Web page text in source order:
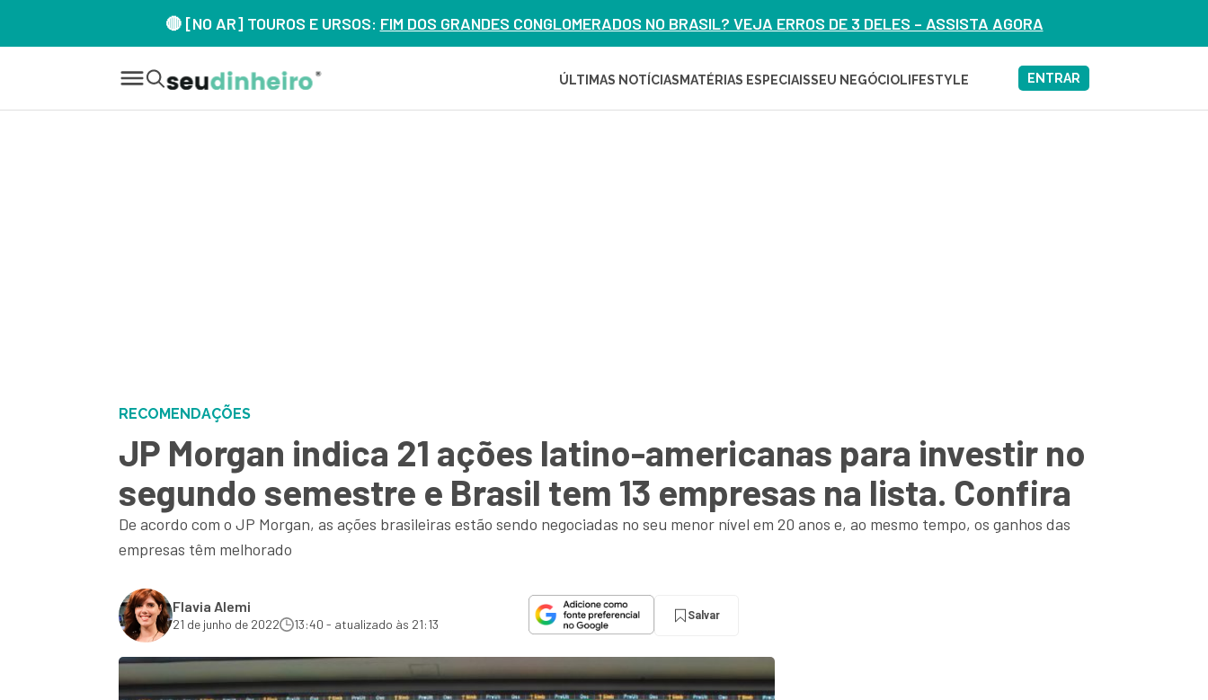
🔴 [NO AR] TOUROS E URSOS: FIM DOS GRANDES CONGLOMERADOS NO BRASIL? VEJA ERROS DE 3 DELES – ASSISTA AGORA
ÚLTIMAS NOTÍCIAS MATÉRIAS ESPECIAISSEU NEGÓCIOLIFESTYLE ENTRAR
RECOMENDAÇÕES
JP Morgan indica 21 ações latino-americanas para investir no
segundo semestre e Brasil tem 13 empresas na lista. Confira
De acordo com o JP Morgan, as ações brasileiras estão sendo negociadas no seu menor nível em 20 anos e, ao mesmo tempo, os ganhos das
empresas têm melhorado
Flavia Alemi
21 de junho de 2022 13:40 - atualizado às 21:13
Salvar